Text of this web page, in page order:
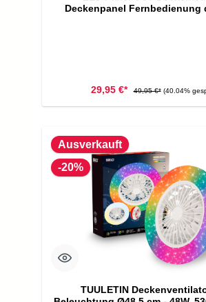
Deckenpanel Fernbedienung
29,95 €* 49,95 €* (40.04%
Ausverkauft
-20%
TUULETIN